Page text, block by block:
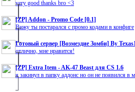
very good thanks bro <3
[ZP] Addon - Promo Code [0.1]
Вижу ты постарался с промо кодами в конфиге
Готовый сервер [Возмездие Зомби] By
отлично, мне нравится!
[ZP] Extra Item - AK-47 Beast для CS 1.6
я закинул в папку аддонс но он не появился в